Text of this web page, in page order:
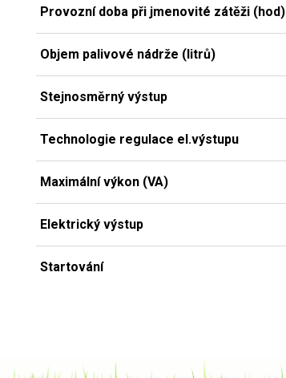
Provozní doba při jmenovité zátěži (hod)
Objem palivové nádrže (litrů)
Stejnosměrný výstup
Technologie regulace el.výstupu
Maximální výkon (VA)
Elektrický výstup
Startování